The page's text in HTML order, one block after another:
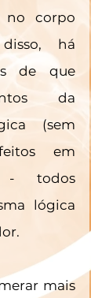
no corpo
há
de que
da
(sem
em
- todos
lógica
mais